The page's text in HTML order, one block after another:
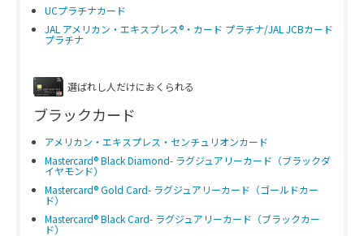
UCプラチナカード
JAL アメリカン・エキスプレス®・カード プラチナ/JAL JCBカード
プラチナ
選ばれし人だけにおくられる
ブラックカード
アメリカン・エキスプレス・センチュリオンカード
Mastercard® Black Diamond- ラグジュアリーカード（ブラックダ
イヤモンド）
Mastercard® Gold Card- ラグジュアリーカード（ゴールドカー
ド）
Mastercard® Black Card- ラグジュアリーカード（ブラックカー
ド）